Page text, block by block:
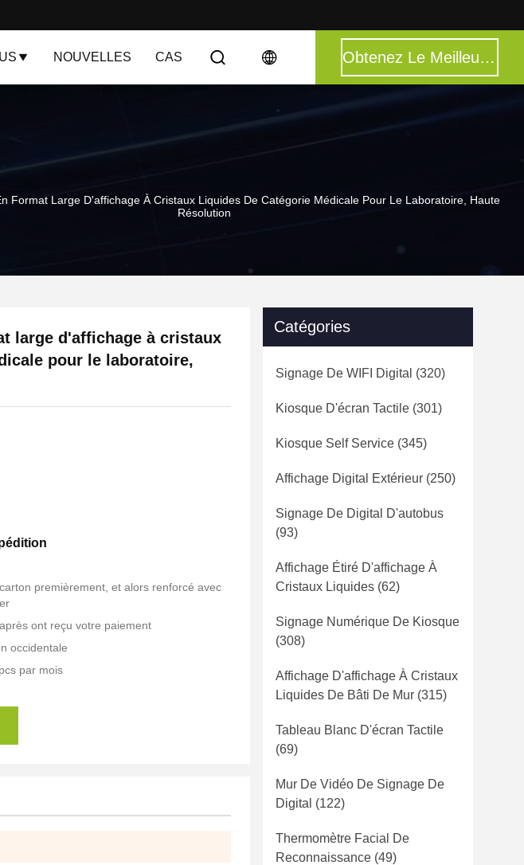
NOUVELLES CAS Obtenez Le Meilleur Prix
Format Large D'affichage À Cristaux Liquides De Catégorie Médicale Pour Le Laboratoire, Haute
Résolution
large d'affichage à cristaux
pour le laboratoire,
premièrement, et alors renforcé avec
ont reçu votre paiement
occidentale
par mois
Catégories
Signage De WIFI Digital (320)
Kiosque D'écran Tactile (301)
Kiosque Self Service (345)
Affichage Digital Extérieur (250)
Signage De Digital D'autobus
(93)
Affichage Étiré D'affichage À
Cristaux Liquides (62)
Signage Numérique De Kiosque
(308)
Affichage D'affichage À Cristaux
Liquides De Bâti De Mur (315)
Tableau Blanc D'écran Tactile
(69)
Mur De Vidéo De Signage De
Digital (122)
Thermomètre Facial De
Reconnaissance (49)